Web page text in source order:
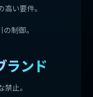
い要件。
制御。
ランド
止。